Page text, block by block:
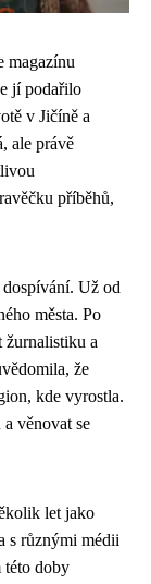
magazínu
jí podařilo
v Jičíně a
ale právě
příběhů,
Už od
města. Po
žurnalistiku a
že
kde vyrostla.
věnovat se
let jako
s různými médii
této doby